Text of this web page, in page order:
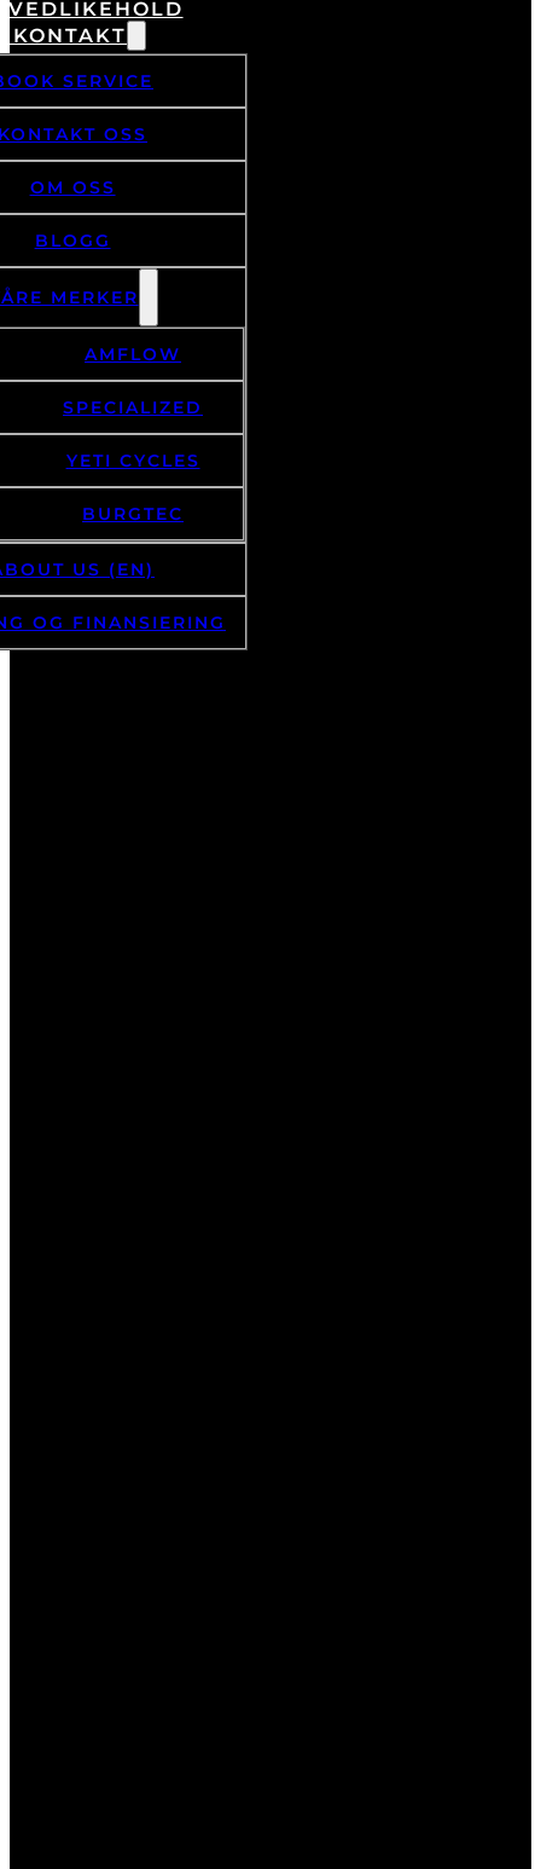
KONTAKT
SERVICE
OSS
OM OSS
BLOGG
MERKER
AMFLOW
SPECIALIZED
YETI CYCLES
BURGTEC
US (EN)
OG FINANSIERING